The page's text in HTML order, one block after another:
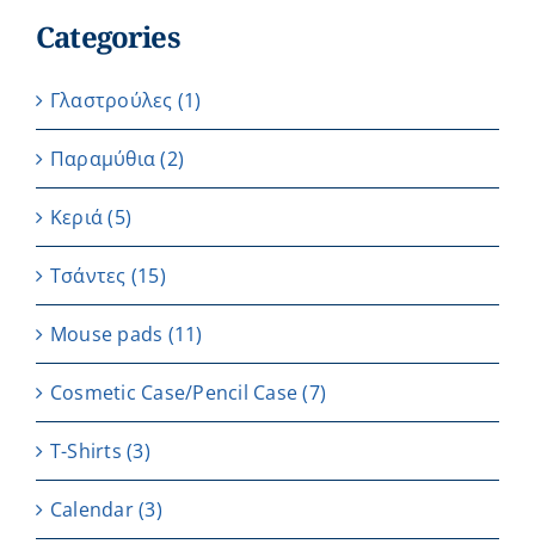
Categories
Γλαστρούλες (1)
Παραμύθια (2)
Κεριά (5)
Τσάντες (15)
Μouse pads (11)
Cosmetic Case/Pencil Case(7)
T-Shirts (3)
Calendar(3)